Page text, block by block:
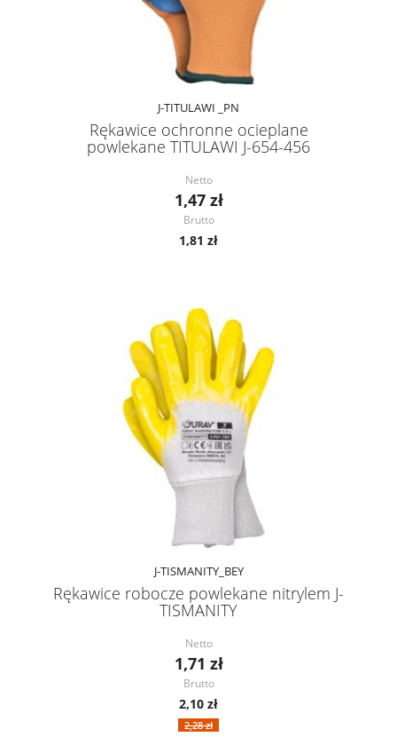
J-TITULAWI _PN
Rękawice ochronne ocieplane
powlekane TITULAWI J-654-456
Netto
1,47 zł
Brutto
1,81 zł
J-TISMANITY_BEY
Rękawice robocze powlekane nitrylem J-
TISMANITY
Netto
1,71 zł
Brutto
2,10 zł
2,28 zł